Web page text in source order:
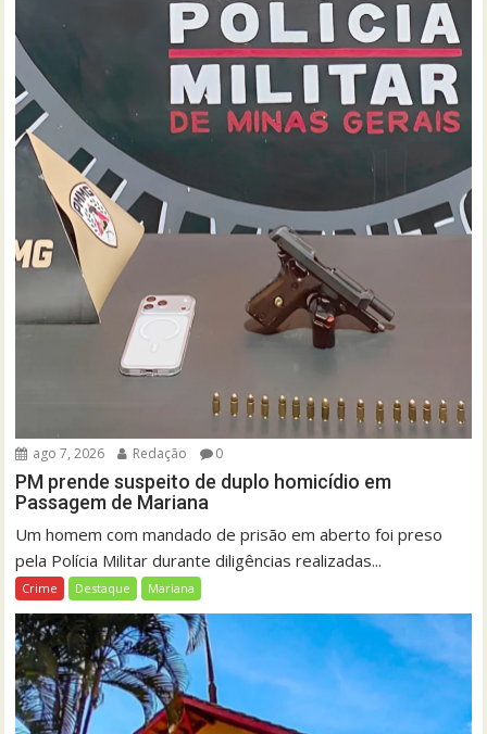
ago 7, 2026 Redação 0
PM prende suspeito de duplo homicídio em
Passagem de Mariana
Um homem com mandado de prisão em aberto foi preso
pela Polícia Militar durante diligências realizadas...
Crime Destaque Mariana